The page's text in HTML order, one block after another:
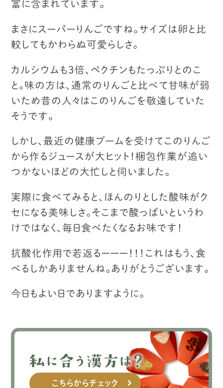
富に含まれています。
まさにスーパーりんごですね。 サイズは卵と比
較してもかわらぬ可愛らしさ。
カルシウムも3倍、ペクチンもたっぷりとのこ
と。 味の方は、通常のりんごと比べて甘味が弱
いため昔の人々はこのりんごを敬遠していた
そうです。
しかし、最近の健康ブームを受けて このりんご
から作るジュースが大ヒット！梱包作業が追い
つかないほどの大忙しと伺いました。
実際に食べてみると、ほんのりとした酸味がク
セになる美味しさ。 そこまで酸っぱいというわ
けではなく、毎日食べたくなるお味です！
抗酸化作用で若返るーーー！！！ これはもう、食
べるしかありませんね。 ありがとうございます。
今日もよい日でありますように。
こちらからチェック